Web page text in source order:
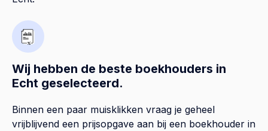
Wij hebben de beste boekhouders in
Echt geselecteerd.
Binnen een paar muisklikken vraag je geheel
vrijblijvend een prijsopgave aan bij een boekhouder in